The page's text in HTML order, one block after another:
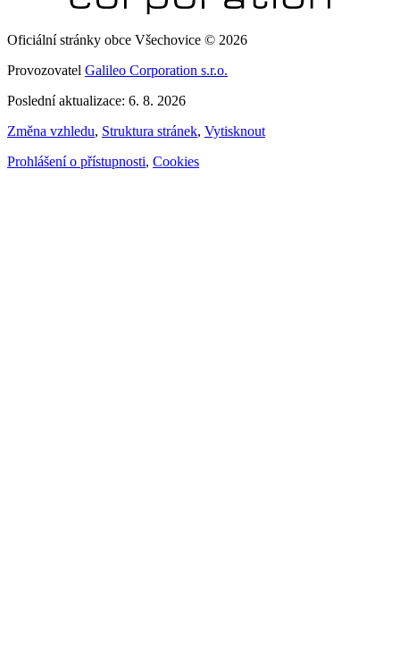
Oficiální stránky obce Všechovice © 2026
Provozovatel Galileo Corporation s.r.o.
Poslední aktualizace: 6. 8. 2026
Změna vzhledu, Struktura stránek, Vytisknout
Prohlášení o přístupnosti, Cookies